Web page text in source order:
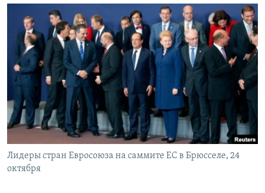
поискуСЕВЕР.РЕАЛИИ
СИБИРЬ.РЕАЛИИ
РАСПИСАНИЕ ВЕЩАНИЯ
ПОДПИШИТЕСЬ НА РАССЫЛКУ
СОЦИАЛЬНЫЕ СЕТИ
Лидеры стран Евросоюза на саммите ЕС в Брюсселе, 24
октября